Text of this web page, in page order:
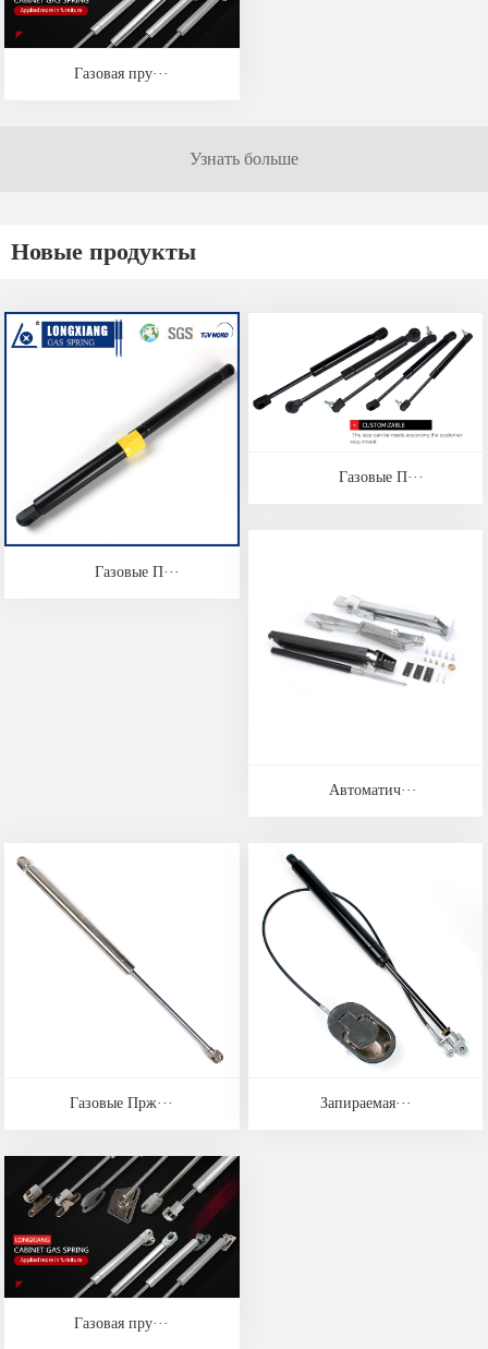
Газовая пру···
Узнать больше
Новые продукты
Газовые П···
Газовые П···
Автоматич···
Газовые Прж··· Запираемая···
Газовая пру···